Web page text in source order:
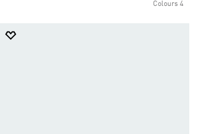
4 Colours